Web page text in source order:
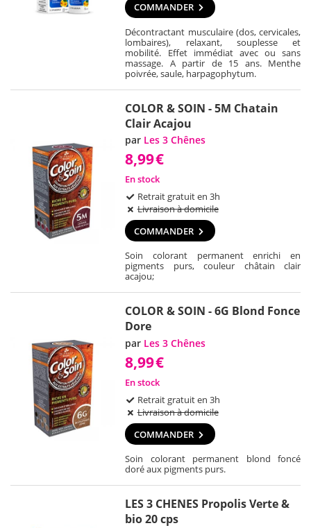
COMMANDER
Décontractant musculaire (dos, cervicales,
lombaires), relaxant, souplesse et
mobilité. Effet immédiat avec ou sans
massage. A partir de 15 ans. Menthe
poivrée, saule, harpagophytum.
COLOR & SOIN - 5M Chatain
Clair Acajou
par Les 3 Chênes
8,99€
En stock
Retrait gratuit en 3h
Livraison à domicile
COMMANDER
Soin colorant permanent enrichi en
pigments purs, couleur châtain clair
acajou;
COLOR & SOIN - 6G Blond Fonce
Dore
par Les 3 Chênes
8,99€
En stock
Retrait gratuit en 3h
Livraison à domicile
COMMANDER
Soin colorant permanent blond foncé
doré aux pigments purs.
LES 3 CHENES Propolis Verte &
bio 20 cps